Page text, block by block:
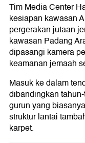
Tim Media Center
kesiapan kawasan
pergerakan jutaan
kawasan Padang
dipasangi kamera
keamanan jemaah
Masuk ke dalam
dibandingkan
gurun yang
struktur lantai
karpet.